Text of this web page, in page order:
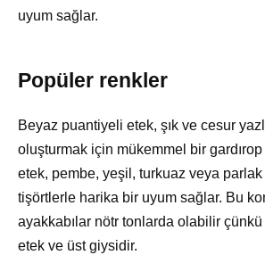
uyum sağlar.
Popüler renkler
Beyaz puantiyeli etek, şık ve cesur
oluşturmak için mükemmel bir gardırop
etek, pembe, yeşil, turkuaz veya
tişörtlerle harika bir uyum sağlar. Bu
ayakkabılar nötr tonlarda olabilir
etek ve üst giysidir.